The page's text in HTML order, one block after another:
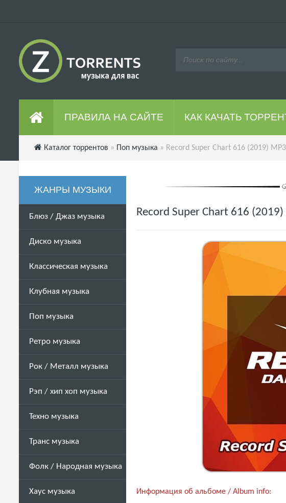
ПРАВИЛА НА САЙТЕ КАК КАЧАТЬ
Каталог торрентов » Поп музыка » Record Super Chart 616 (2019)
ЖАНРЫ МУЗЫКИ
Блюз / Джаз музыка
Диско музыка
Классическая музыка
Клубная музыка
Поп музыка
Ретро музыка
Рок / Металл музыка
Рэп / хип хоп музыка
Техно музыка
Транс музыка
Фолк / Народная музыка
Хаус музыка
Record Super Chart 616 (2019)
Информация об альбоме / Album info: